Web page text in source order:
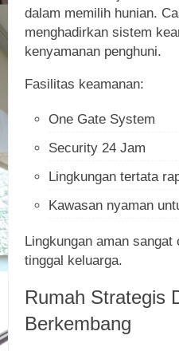
dalam memilih hunian.
menghadirkan sistem
kenyamanan penghuni.
Fasilitas keamanan:
One Gate System
Security 24 Jam
Lingkungan tertata
Kawasan nyaman
Lingkungan aman
tinggal keluarga.
Rumah Strategis
Berkembang